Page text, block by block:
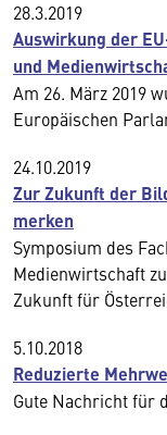
28.3.2019
Auswirkung der
und
Am 26. März 2019
Europäischen
24.10.2019
Zur Zukunft der
merken
Symposium des
Medienwirtschaft
Zukunft für
5.10.2018
Reduzierte
Gute Nachricht für